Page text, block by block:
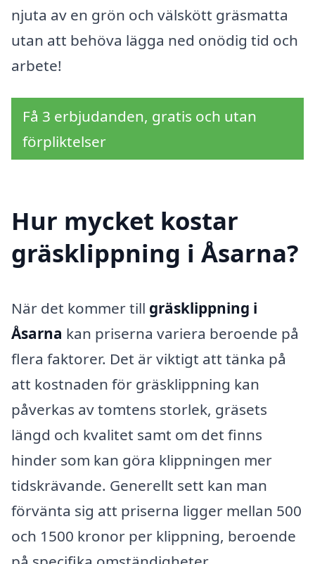
njuta av en grön och välskött gräsmatta
utan att behöva lägga ned onödig tid och
arbete!
Få 3 erbjudanden, gratis och utan
förpliktelser
Hur mycket kostar
gräsklippning i Åsarna?
När det kommer till gräsklippning i
Åsarna kan priserna variera beroende på
flera faktorer. Det är viktigt att tänka på
att kostnaden för gräsklippning kan
påverkas av tomtens storlek, gräsets
längd och kvalitet samt om det finns
hinder som kan göra klippningen mer
tidskrävande. Generellt sett kan man
förvänta sig att priserna ligger mellan 500
och 1500 kronor per klippning, beroende